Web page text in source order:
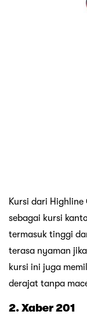
Kursi dari
sebagai kursi
termasuk tinggi
terasa nyaman
kursi ini juga
derajat tanpa
2. Xaber 201